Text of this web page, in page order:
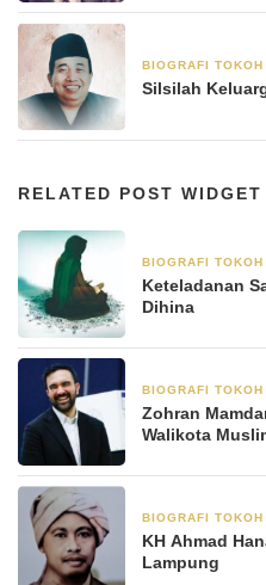
BIOGRAFI TOKOH
Silsilah
RELATED POST
BIOGRAFI TOKOH
Keteladanan
Dihina
BIOGRAFI TOKOH
Zohran
Walikota
BIOGRAFI TOKOH
KH Ahmad
Lampung